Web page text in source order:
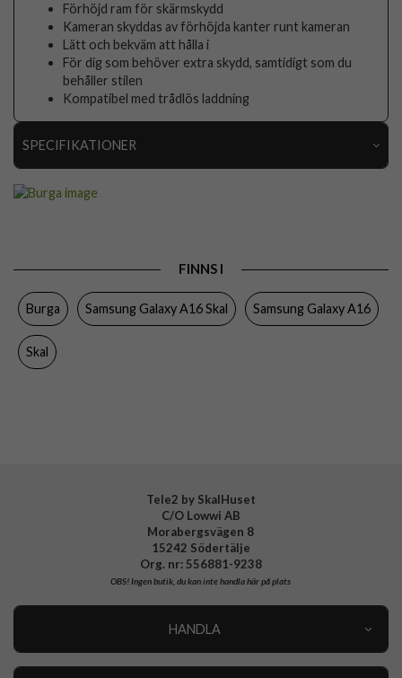
Förhöjd ram för skärmskydd
Kameran skyddas av förhöjda kanter runt kameran
Lätt och bekväm att hålla i
För dig som behöver extra skydd, samtidigt som du
behåller stilen
Kompatibel med trådlös laddning
SPECIFIKATIONER
Material Hårdplast (PC), Mjukplast (TPU)
Varumärke
Tillverkarens art nr
FINNS I
Burga Samsung Galaxy A16 Skal Samsung Galaxy A16
Skal
Tele2 by SkalHuset
C/O Lowwi AB
Morabergsvägen 8
15242 Södertälje
Org. nr: 556881-9238
OBS!Ingen butik, du kan inte handla här på plats
HANDLA